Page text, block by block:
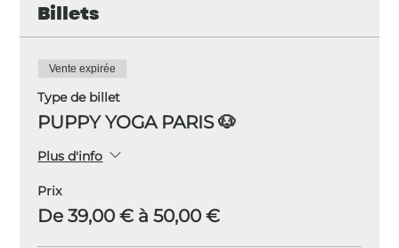
Billets
Vente expirée
Type de billet
PUPPY YOGA PARIS 🐶
Plus d'info
Prix
De 39,00 € à 50,00 €